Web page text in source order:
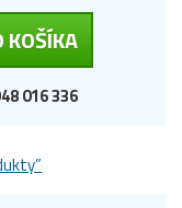
KOŠÍKA
016 336